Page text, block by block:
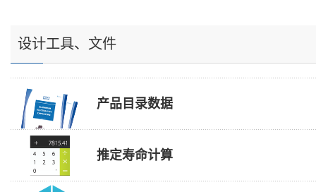
设计工具、文件
产品目录数据
推定寿命计算